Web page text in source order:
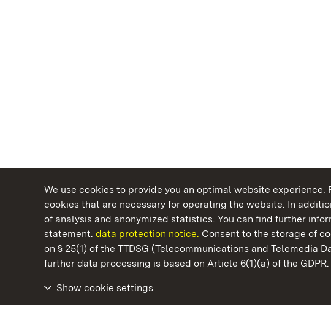
We use cookies to provide you an optimal website experience.
cookies that are necessary for operating the website. In
of analysis and anonymized statistics. You can find further
statement. data protection notice. Consent to the storage of
on § 25(1) of the TTDSG (Telecommunications and Telemedia
further data processing is based on Article 6(1)(a) of the GDPR.
Show cookie settings
State Palaces and Gardens of Baden-Wuerttemberg